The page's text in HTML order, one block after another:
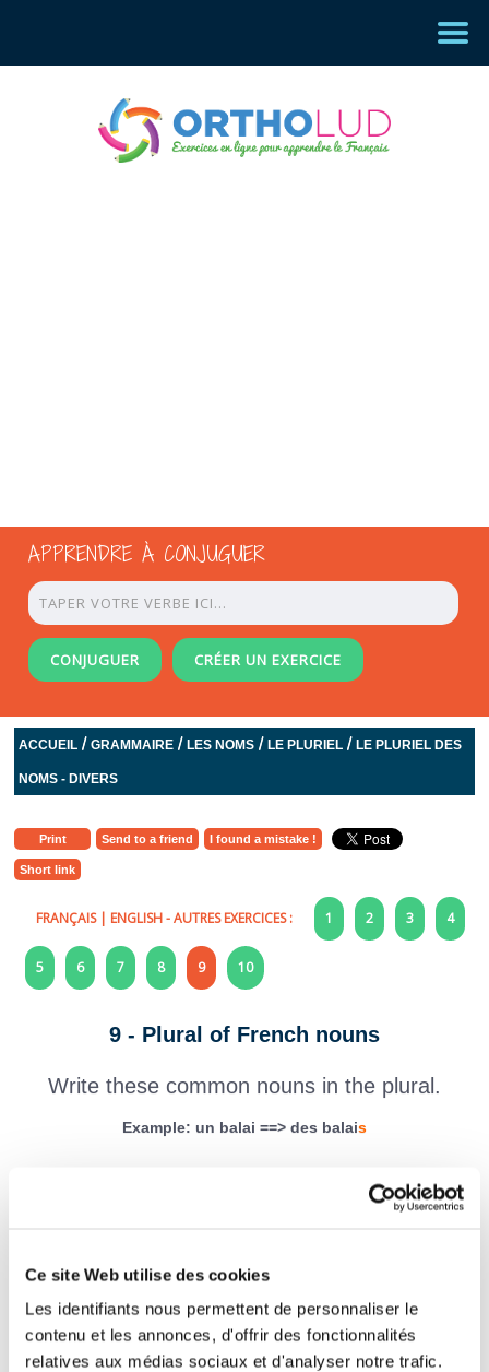
Ce site Web utilise des cookies
Les identifiants nous permettent de personnaliser le
contenu et les annonces, d'offrir des fonctionnalités
relatives aux médias sociaux et d'analyser notre trafic.
APPRENDRE À CONJUGUER
CONJUGUER CRÉER UN EXERCICE
ACCUEIL /GRAMMAIRE /LES NOMS /LE PLURIEL /LE PLURIEL DES
NOMS - DIVERS
Print Send to a friend I found a mistake !
Short link
FRANÇAIS| ENGLISH- AUTRES EXERCICES : 1 2 3 4
5 6 7 8 9 10
9 - Plural of French nouns
Write these common nouns in the plural.
Example: un balai ==> des balais
un ouvrier ==> des
un caillou ==> des